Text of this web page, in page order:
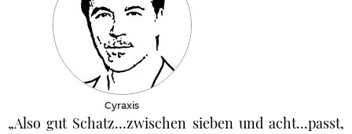
Cyraxis
„Also gut Schatz…zwischen sieben und acht...passt,